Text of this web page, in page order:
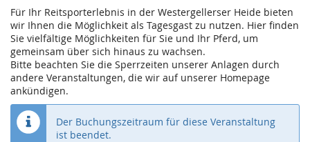
Für Ihr Reitsporterlebnis in der Westergellerser Heide bieten
wir Ihnen die Möglichkeit als Tagesgast zu nutzen. Hier finden
Sie vielfältige Möglichkeiten für Sie und Ihr Pferd, um
gemeinsam über sich hinaus zu wachsen.
Bitte beachten Sie die Sperrzeiten unserer Anlagen durch
andere Veranstaltungen, die wir auf unserer Homepage
ankündigen.
Der Buchungszeitraum für diese Veranstaltung
ist beendet.